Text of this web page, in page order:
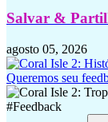
Salvar &
agosto 05, 2026
Queremos seu
#Feedback